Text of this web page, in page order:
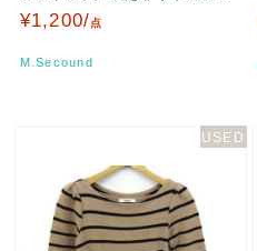
ークグレー U7…
¥1,200/点
M.Secound